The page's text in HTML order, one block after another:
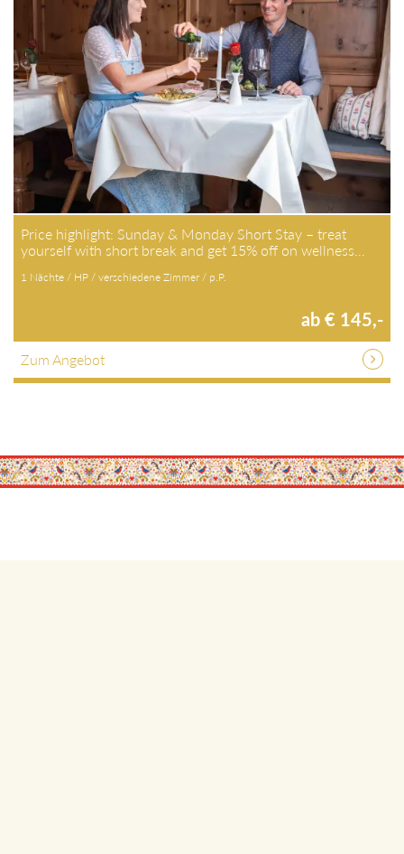
Price highlight: Sunday & Monday Short Stay – treat yourself
with short break and get 15% off on wellness…
1 Nächte / HP / verschiedene Zimmer / p.P.
ab € 145,-